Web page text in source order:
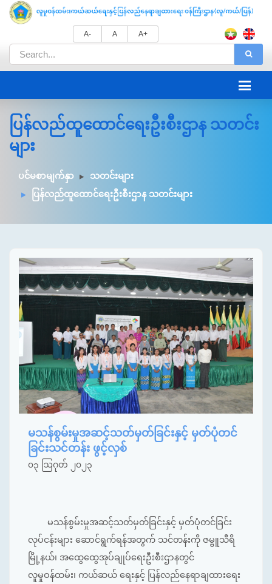
A- A A+
ပြန်လည်ထူထောင်ရေးဦးစီးဌာန သတင်း
များ
ပင်မစာမျက်နှာ
သတင်းများ
ပြန်လည်ထူထောင်ရေးဦးစီးဌာန သတင်းများ
မသန်စွမ်းမှုအဆင့်သတ်မှတ်ခြင်းနှင့် မှတ်ပုံတင်
ခြင်းသင်တန်း ဖွင့်လှစ်
၀၃ ဩဂုတ် ၂၀၂၃
မသန်စွမ်းမှုအဆင့်သတ်မှတ်ခြင်းနှင့် မှတ်ပုံတင်ခြင်း
လုပ်ငန်းများ ဆောင်ရွက်ရန်အတွက် သင်တန်းကို ဇမ္ဗူသီရိ
မြို့နယ်၊ အထွေထွေအုပ်ချုပ်ရေးဦးစီးဌာနတွင်
လူမှုဝန်ထမ်း၊ ကယ်ဆယ် ရေးနှင့် ပြန်လည်နေရာချထားရေး